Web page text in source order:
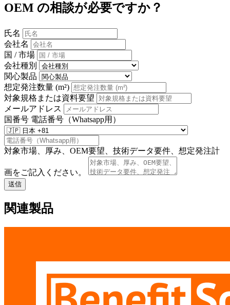
OEM の相談が必要ですか？
氏名
会社名
国 / 市場
会社種別
関心製品
想定発注数量 (m²)
対象規格または資料要望
メールアドレス
国番号 電話番号（Whatsapp用）
対象市場、厚み、OEM要望、技術データ要件、想定発注計
画をご記入ください。
送信
関連製品